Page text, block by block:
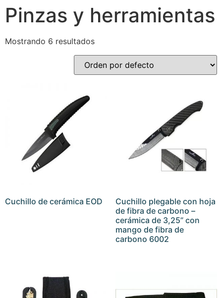
Pinzas y herramientas
Mostrando 6 resultados
Cuchillo de cerámica EOD
Cuchillo plegable con hoja
de fibra de carbono –
cerámica de 3,25” con
mango de fibra de
carbono 6002